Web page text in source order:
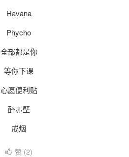
Havana
Phycho
全部都是你
等你下课
心愿便利贴
醉赤壁
戒烟
赞 (2)